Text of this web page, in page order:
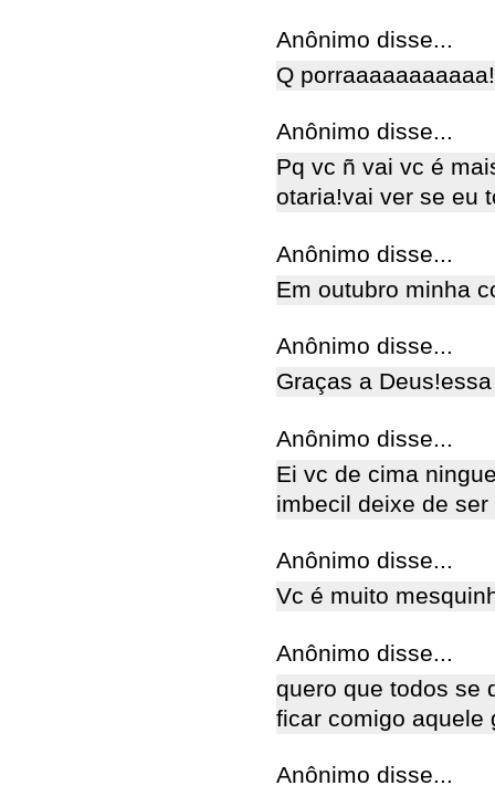
Anônimo disse...
Q
Anônimo disse...
Pq vc ñ vai vc é
otaria!vai ver se eu
Anônimo disse...
Em outubro minha
Anônimo disse...
Graças a
Anônimo disse...
Ei vc de cima
imbecil deixe de
Anônimo disse...
Vc é muito
Anônimo disse...
quero que todos se
ficar comigo aquele
Anônimo disse...